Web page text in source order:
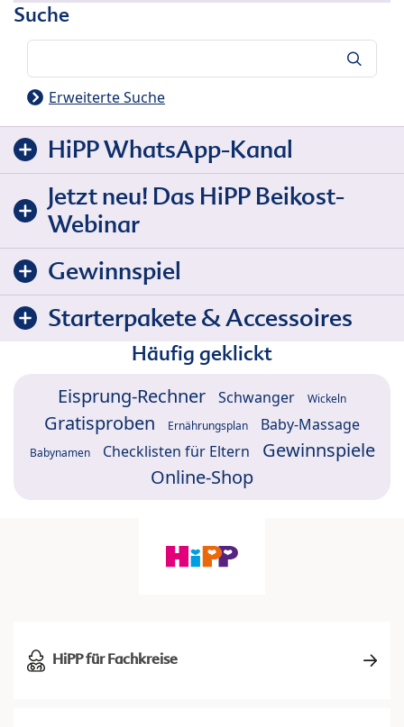
Suche
Erweiterte Suche
HiPP WhatsApp-Kanal
Jetzt neu! Das HiPP Beikost-
Webinar
Gewinnspiel
Starterpakete & Accessoires
Häufig geklickt
Eisprung-Rechner Schwanger Wickeln
Gratisproben Ernährungsplan Baby-Massage
Babynamen Checklisten für Eltern
Gewinnspiele
Online-Shop
HiPP für Fachkreise